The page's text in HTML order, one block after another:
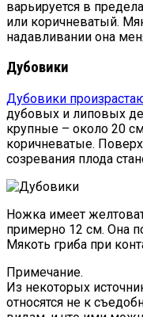
варьируется в
или коричневатый.
надавливании она
Дубовики
Дубовики
дубовых и липовых
крупные – около 20
коричневатые.
созревания плода
Ножка имеет
примерно 12 см. Она
Мякоть гриба при
Примечание.
Из некоторых
относятся не к